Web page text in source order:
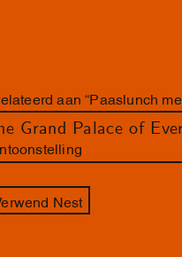
aan “Paaslunch
Grand Palace of
Nest